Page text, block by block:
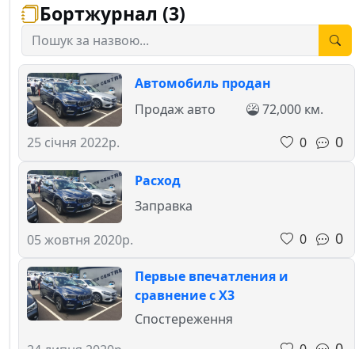
Бортжурнал (3)
Автомобиль продан
25 січня 2022р.
Продаж авто
72,000 км.
0
0
Расход
05 жовтня 2020р.
Заправка
0
0
Первые впечатления и
сравнение с X3
Спостереження